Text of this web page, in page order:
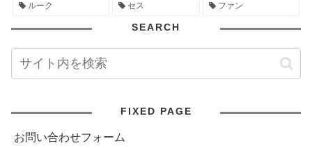
ルーク セス ファン
SEARCH
FIXED PAGE
お問い合わせフォーム